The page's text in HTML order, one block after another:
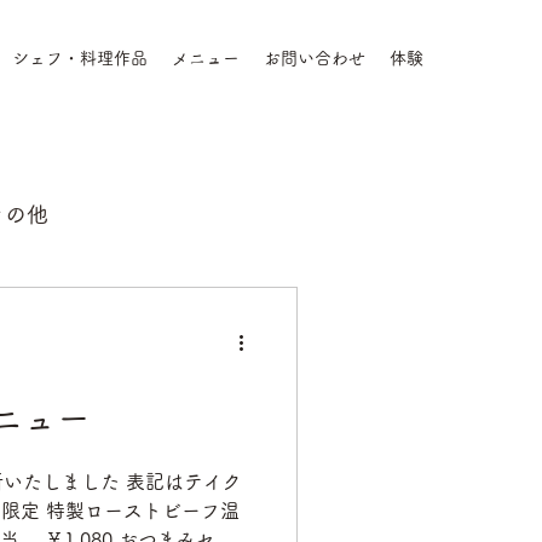
シェフ・料理作品 メニュー お問い合わせ 体験
の他
ュー
たしました 表記はテイク
定 特製ローストビーフ温